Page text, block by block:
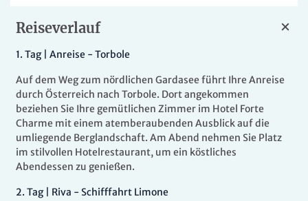
Reiseverlauf
1. Tag | Anreise - Torbole
Auf dem Weg zum nördlichen Gardasee führt Ihre Anreise
durch Österreich nach Torbole. Dort angekommen
beziehen Sie Ihre gemütlichen Zimmer im Hotel Forte
Charme mit einem atemberaubenden Ausblick auf die
umliegende Berglandschaft. Am Abend nehmen Sie Platz
im stilvollen Hotelrestaurant, um ein köstliches
Abendessen zu genießen.
2. Tag | Riva - Schifffahrt Limone